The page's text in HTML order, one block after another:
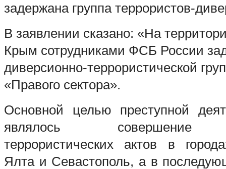
задержана группа террористов-
В заявлении сказано: «На
Крым сотрудниками ФСБ России
диверсионно-террористической
«Правого сектора».
Основной целью преступной
являлось совершение
террористических актов в
Ялта и Севастополь, а в